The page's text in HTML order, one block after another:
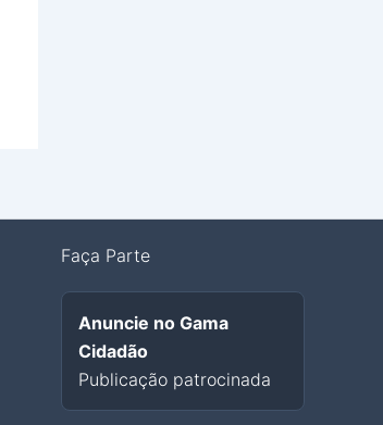
Faça Parte
Anuncie no Gama
Cidadão
Publicação patrocinada